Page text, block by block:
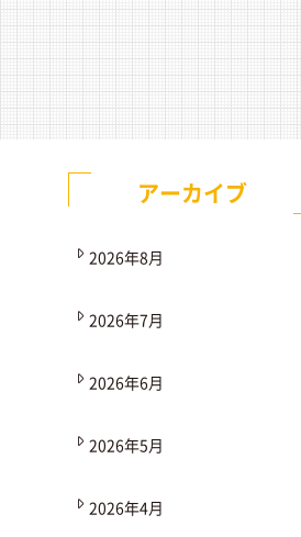
アーカイブ
2026年8月
2026年7月
2026年6月
2026年5月
2026年4月